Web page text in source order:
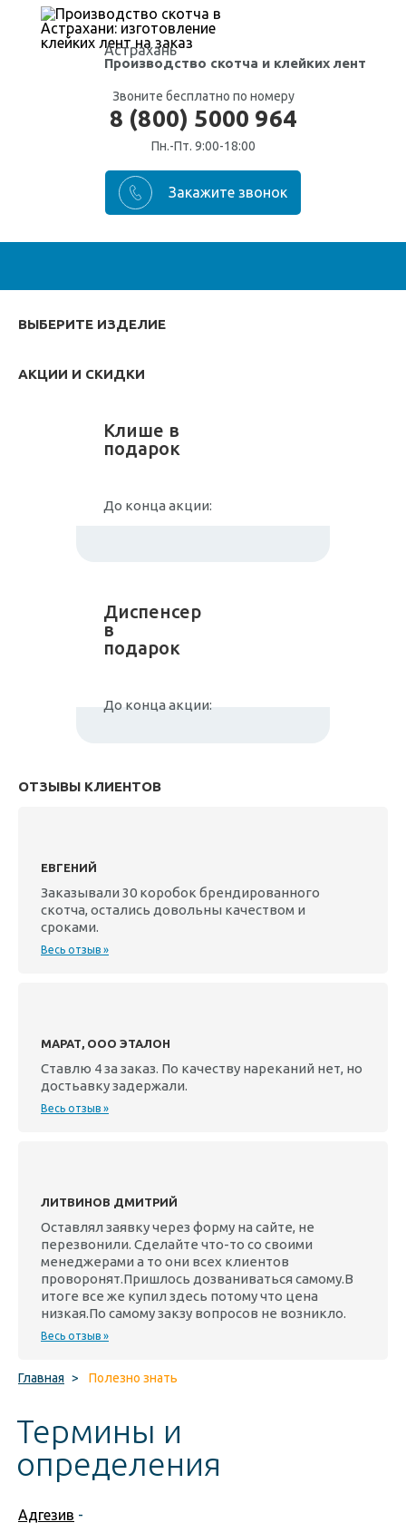
Астрахань
Производство скотча и клейких лент
Звоните бесплатно по номеру
8 (800) 5000 964
Пн.-Пт. 9:00-18:00
ВЫБЕРИТЕ ИЗДЕЛИЕ
АКЦИИ И СКИДКИ
Клише в
подарок
До конца акции:
Диспенсер
в
подарок
До конца акции:
ОТЗЫВЫ КЛИЕНТОВ
ЕВГЕНИЙ
Заказывали 30 коробок брендированного
скотча, остались довольны качеством и
сроками.
Весь отзыв »
МАРАТ, ООО ЭТАЛОН
Ставлю 4 за заказ. По качеству нареканий нет, но
достьавку задержали.
Весь отзыв »
ЛИТВИНОВ ДМИТРИЙ
Оставлял заявку через форму на сайте, не
перезвонили. Сделайте что-то со своими
менеджерами а то они всех клиентов
проворонят.Пришлось дозваниваться самому.В
итоге все же купил здесь потому что цена
низкая.По самому закзу вопросов не возникло.
Весь отзыв »
Главная > Полезно знать
Термины и
определения
Адгезив -